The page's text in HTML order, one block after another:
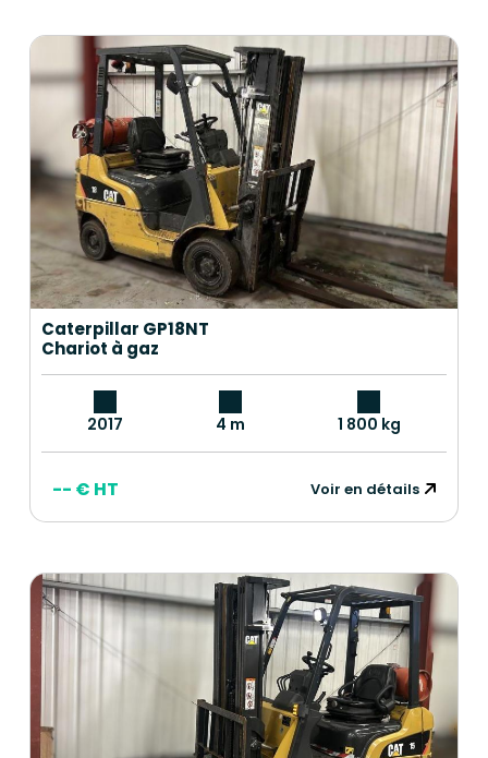
Caterpillar GP18NT
Chariot à gaz
2017 4 m 1 800 kg
-- € HT Voir en détails